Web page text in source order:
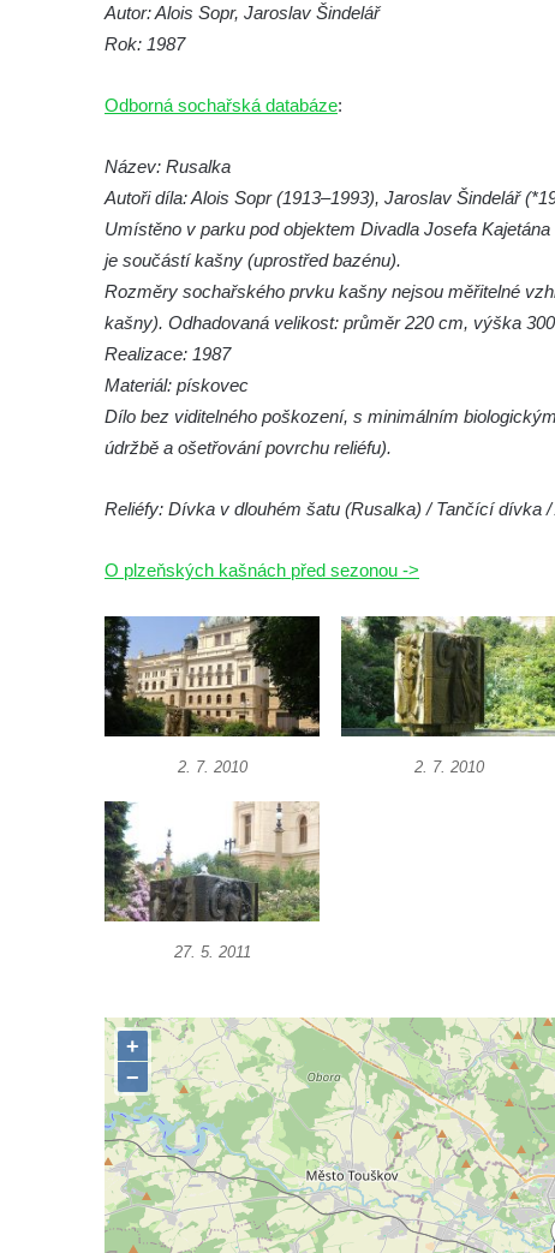
Kašna na náměstí J. V. Kamarýta ve
Kašna na nádvoří za vstupem v ZOO
Kašna se sousoším medvíďat v ZOO
Leipzig
Kamenná kašna na styku tří CHKO v České
Kamenici
Kašna na náměstí Míru v Bochově
Kašna na čestném dvoře zámku v
Duchcově
Kašna s reliéfem v Knížecí zahradě v
Kašna na náměstí Republiky v Duchcově
Kašna u sochy svatého Jakuba della Marca
u kláštera v Hejnicích
Fontána na náměstí E. Beneše v Milevsku
Kašna na Masarykově náměstí v Polici nad
Metují
Kašna v Sadech Československé armády v
Teplicích před budovou Kamenných lázní
Pamětní kašna přírodních léčivých zdrojů v
parku u Hadích lázní v Teplicích
Kašna na návsi ve Strupčicích
Studna u kostela Narození Panny Marie v
Libochovanech
Kašna na náměstí Tomáše Garrigue
Masaryka v České Lípě
Kašna na Mírovém náměstí v Postoloprtech
Autor: Alois Sopr, Jaroslav Šindelář
Rok: 1987
Odborná sochařská databáze:
Název: Rusalka
Autoři díla: Alois Sopr (1913–1993), Jaroslav Šindelář
Umístěno v parku pod objektem Divadla Josefa
je součástí kašny (uprostřed bazénu).
Rozměry sochařského prvku kašny nejsou měřitelné
kašny). Odhadovaná velikost: průměr 220 cm, výška
Realizace: 1987
Materiál: pískovec
Dílo bez viditelného poškození, s minimálním
údržbě a ošetřování povrchu reliéfu).
Reliéfy: Dívka v dlouhém šatu (Rusalka) / Tančící dívka
O plzeňských kašnách před sezonou ->
2. 7. 2010 2. 7. 2010
27. 5. 2011